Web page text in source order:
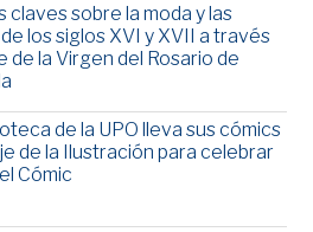
claves sobre la moda y las
los siglos XVI y XVII a través
de la Virgen del Rosario de
de la UPO lleva sus cómics
de la Ilustración para celebrar
Cómic